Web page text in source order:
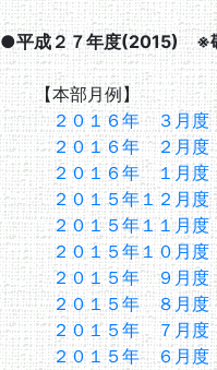
●平成２７年度(2015) ※
【本部月例】
２０１６年 ３月
２０１６年 ２月度
２０１６年 １月
２０１５年１２月
２０１５年１１月
２０１５年１０月
２０１５年 ９月
２０１５年 ８月
２０１５年 ７月
２０１５年 ６月度